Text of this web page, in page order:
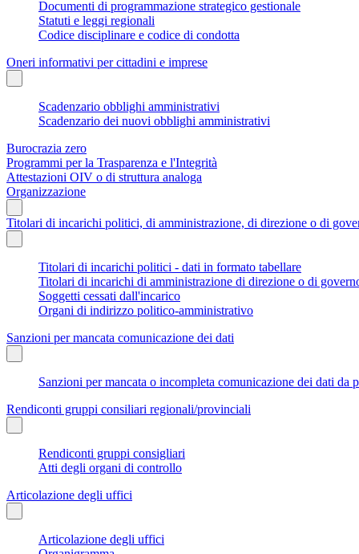
Documenti di programmazione strategico gestionale
Statuti e leggi regionali
Codice disciplinare e codice di condotta
Oneri informativi per cittadini e imprese
Scadenzario obblighi amministrativi
Scadenzario dei nuovi obblighi amministrativi
Burocrazia zero
Programmi per la Trasparenza e l'Integrità
Attestazioni OIV o di struttura analoga
Organizzazione
Titolari di incarichi politici, di amministrazione, di direzione o di
Titolari di incarichi politici - dati in formato tabellare
Titolari di incarichi di amministrazione di direzione o di
Soggetti cessati dall'incarico
Organi di indirizzo politico-amministrativo
Sanzioni per mancata comunicazione dei dati
Sanzioni per mancata o incompleta comunicazione dei dati
Rendiconti gruppi consiliari regionali/provinciali
Rendiconti gruppi consigliari
Atti degli organi di controllo
Articolazione degli uffici
Articolazione degli uffici